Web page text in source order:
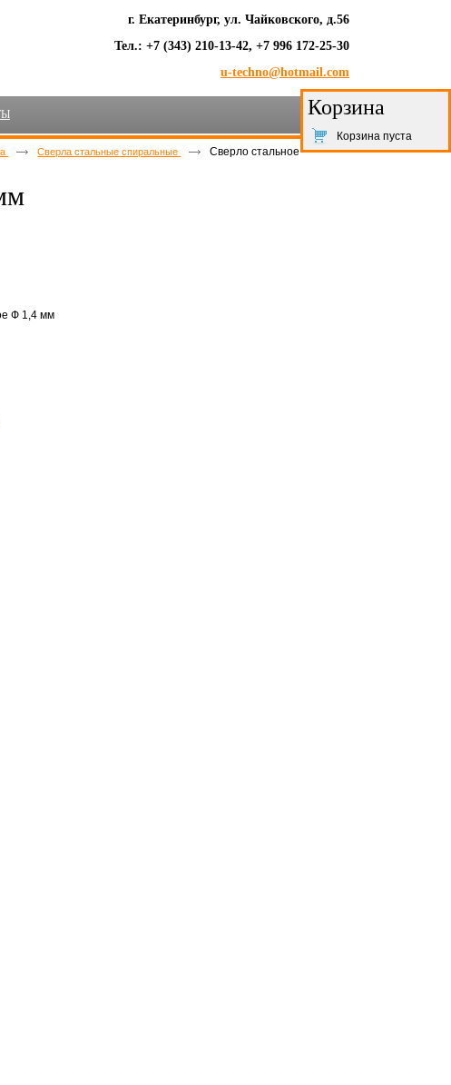
г. Екатеринбург, ул. Чайковского, д.56
Тел.: +7 (343) 210-13-42, +7 996 172-25-30
u-techno@hotmail.com
Корзина
Корзина пуста
Сверла стальные спиральные
Сверло стальное
Ф 1,4 мм